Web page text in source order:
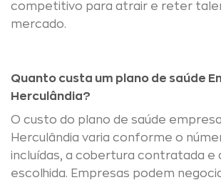
competitivo para atrair e reter
mercado.
Quanto custa um plano de saúde
Herculândia?
O custo do plano de saúde
Herculândia varia conforme o
incluídas, a cobertura contratada e
escolhida. Empresas podem